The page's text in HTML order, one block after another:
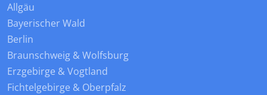
Allgäu
Bayerischer Wald
Berlin
Braunschweig & Wolfsburg
Erzgebirge & Vogtland
Fichtelgebirge & Oberpfalz